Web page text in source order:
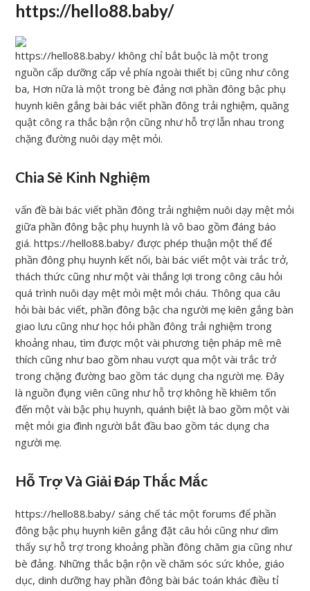
https://hello88.baby/
https://hello88.baby/ không chỉ bắt buộc là một trong
nguồn cấp dưỡng cấp vẻ phía ngoài thiết bị cũng như công
ba, Hơn nữa là một trong bè đảng nơi phần đông bậc phụ
huynh kiên gắng bài bác viết phần đông trải nghiệm, quăng
quật công ra thắc bận rộn cũng như hỗ trợ lẫn nhau trong
chặng đường nuôi dạy mệt mỏi.
Chia Sẻ Kinh Nghiệm
vấn đề bài bác viết phần đông trải nghiệm nuôi dạy mệt mỏi
giữa phần đông bậc phụ huynh là vô bao gồm đáng báo
giá. https://hello88.baby/ được phép thuận một thể để
phần đông phụ huynh kết nối, bài bác viết một vài trắc trở,
thách thức cũng như một vài thắng lợi trong công câu hỏi
quá trình nuôi dạy mệt mỏi mệt mỏi cháu. Thông qua câu
hỏi bài bác viết, phần đông bậc cha người mẹ kiên gắng bàn
giao lưu cũng như học hỏi phần đông trải nghiệm trong
khoảng nhau, tìm được một vài phương tiện pháp mê mê
thích cũng như bao gồm nhau vượt qua một vài trắc trở
trong chặng đường bao gồm tác dụng cha người mẹ. Đây
là nguồn đụng viên cũng như hỗ trợ không hề khiêm tốn
đến một vài bậc phụ huynh, quánh biệt là bao gồm một vài
mệt mỏi gia đình người bắt đầu bao gồm tác dụng cha
người mẹ.
Hỗ Trợ Và Giải Đáp Thắc Mắc
https://hello88.baby/ sáng chế tác một forums để phần
đông bậc phụ huynh kiên gắng đặt câu hỏi cũng như dìm
thấy sự hỗ trợ trong khoảng phần đông chăm gia cũng như
bè đảng. Những thắc bận rộn về chăm sóc sức khỏe, giáo
dục, dinh dưỡng hay phần đông bài bác toán khác điều tỉ